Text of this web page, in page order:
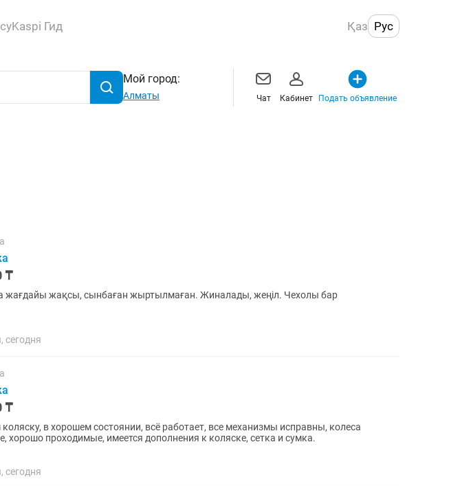
Kaspi Гид Қаз Рус
Мой город:
Алматы Чат Кабинет Подать объявление
₸
жағдайы жақсы, сынбаған жыртылмаған. Жиналады, жеңіл. Чехолы бар
сегодня
₸
в хорошем состоянии, всё работает, все механизмы исправны, колеса
хорошо проходимые, имеется дополнения к коляске, сетка и сумка.
сегодня